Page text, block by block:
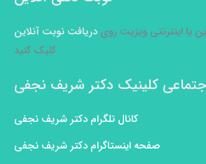
یا اینترنتی ویزیت روی دریافت نوبت آنلاین
کلیک کنید
کلینیک دکتر شریف نجفی
کانال تلگرام دکتر شریف نجفی
صفحه اینستاگرام دکتر شریف نجفی